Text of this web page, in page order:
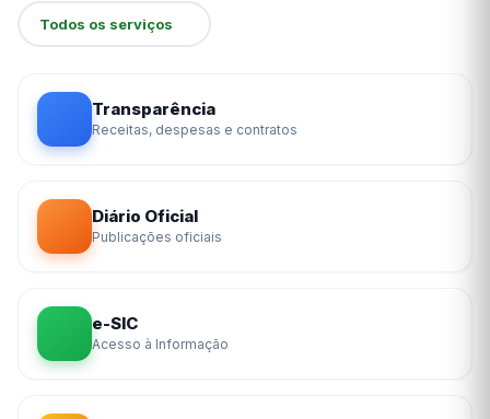
Todos os serviços
Transparência
Receitas, despesas e contratos
Diário Oficial
Publicações oficiais
e-SIC
Acesso à Informação